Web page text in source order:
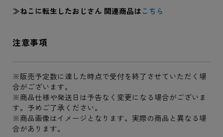
≫ねこに転生したおじさん 関連商品はこちら
注意事項
※販売予定数に達した時点で受付を終了させていただく場
合がございます。
※商品仕様や発送日は予告なく変更になる場合がございま
す。予めご了承ください。
※商品画像はイメージとなります。実際の商品と異なる場
合があります。